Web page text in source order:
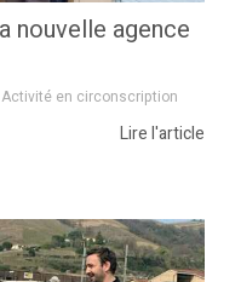
nouvelle agence
Activité en circonscription
Lire l'article